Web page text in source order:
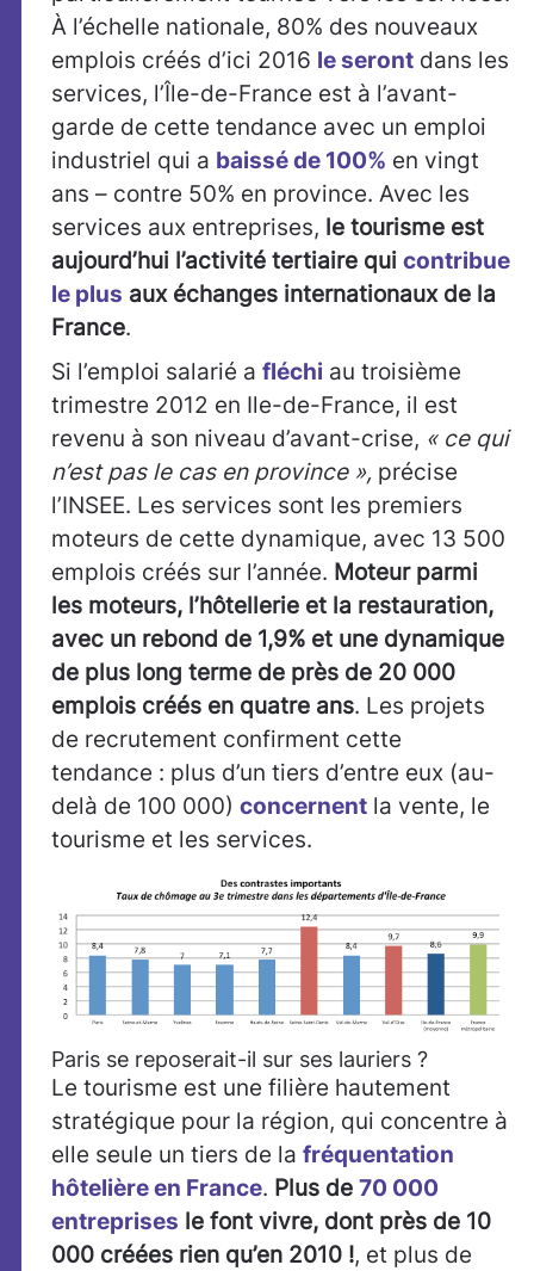
À l’échelle nationale, 80% des nouveaux
emplois créés d’ici 2016 le seront dans les
services, l’Île-de-France est à l’avant-
garde de cette tendance avec un emploi
industriel qui a baissé de 100% en vingt
ans – contre 50% en province. Avec les
services aux entreprises, le tourisme est
aujourd’hui l’activité tertiaire qui contribue
le plus aux échanges internationaux de la
France.
Si l’emploi salarié a fléchi au troisième
trimestre 2012 en Ile-de-France, il est
revenu à son niveau d’avant-crise, « ce qui
n’est pas le cas en province », précise
l’INSEE. Les services sont les premiers
moteurs de cette dynamique, avec 13 500
emplois créés sur l’année. Moteur parmi
les moteurs, l’hôtellerie et la restauration,
avec un rebond de 1,9% et une dynamique
de plus long terme de près de 20 000
emplois créés en quatre ans. Les projets
de recrutement confirment cette
tendance : plus d’un tiers d’entre eux (au-
delà de 100 000) concernent la vente, le
tourisme et les services.
Paris se reposerait-il sur ses lauriers ?
Le tourisme est une filière hautement
stratégique pour la région, qui concentre à
elle seule un tiers de la fréquentation
hôtelière en France. Plus de 70 000
entreprises le font vivre, dont près de 10
000 créées rien qu’en 2010 !, et plus de